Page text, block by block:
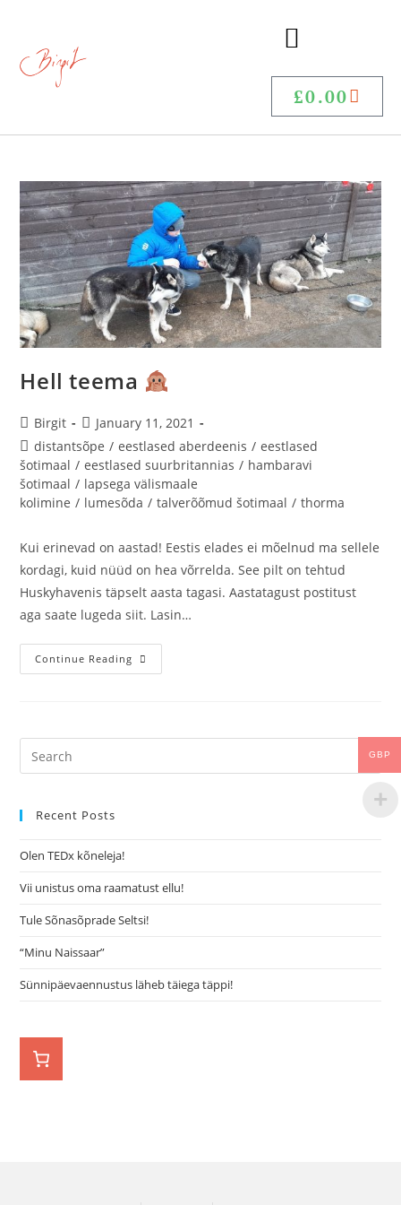
£0.00
Hell teema
Birgit
January 11, 2021
distantsõpe / eestlased aberdeenis / eestlased
šotimaal / eestlased suurbritannias / hambaravi
šotimaal / lapsega välismaale
kolimine / lumesõda / talverõõmud šotimaal / thorma
Kui erinevad on aastad! Eestis elades ei mõelnud ma sellele
kordagi, kuid nüüd on hea võrrelda. See pilt on tehtud
Huskyhavenis täpselt aasta tagasi. Aastatagust postitust
aga saate lugeda siit. Lasin…
Continue Reading
Recent Posts
Olen TEDx kõneleja!
Vii unistus oma raamatust ellu!
Tule Sõnasõprade Seltsi!
“Minu Naissaar”
Sünnipäevaennustus läheb täiega täppi!
GBP